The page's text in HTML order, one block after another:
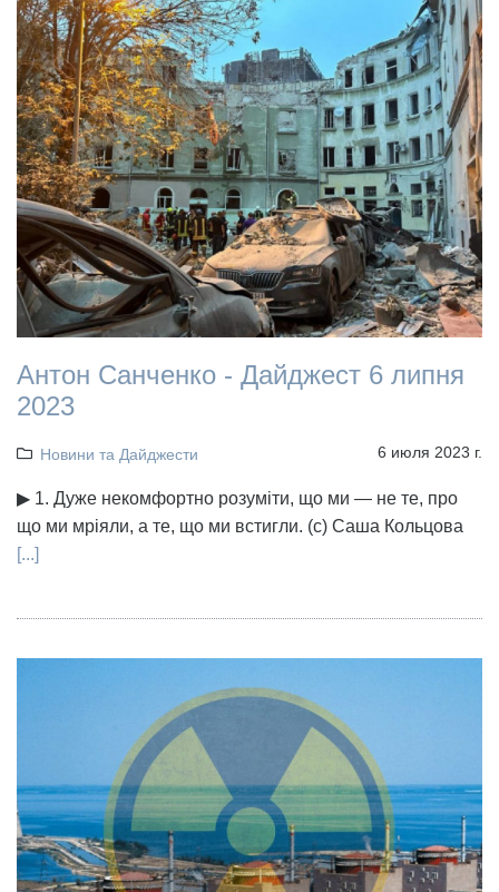
Антон Санченко - Дайджест 6 липня
2023
Новини та Дайджести 6 июля 2023 г.
▶ 1. Дуже некомфортно розуміти, що ми — не те, про
що ми мріяли, а те, що ми встигли. (с) Саша Кольцова
[...]